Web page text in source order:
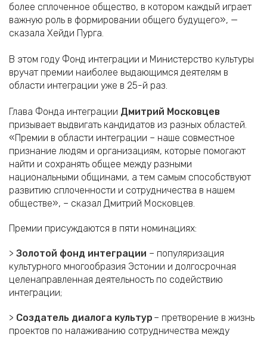
более сплоченное общество, в котором каждый играет
важную роль в формировании общего будущего», —
сказала Хейди Пурга.
В этом году Фонд интеграции и Министерство культуры
вручат премии наиболее выдающимся деятелям в
области интеграции уже в 25-й раз.
Глава Фонда интеграции Дмитрий Московцев
призывает выдвигать кандидатов из разных областей.
«Премии в области интеграции – наше совместное
признание людям и организациям, которые помогают
найти и сохранять общее между разными
национальными общинами, а тем самым способствуют
развитию сплоченности и сотрудничества в нашем
обществе», – сказал Дмитрий Московцев.
Премии присуждаются в пяти номинациях:
> Золотой фонд интеграции – популяризация
культурного многообразия Эстонии и долгосрочная
целенаправленная деятельность по содействию
интеграции;
> Создатель диалога культур – претворение в жизнь
проектов по налаживанию сотрудничества между